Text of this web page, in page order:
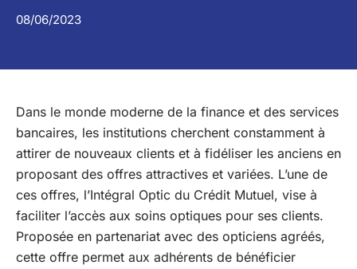
08/06/2023
Dans le monde moderne de la finance et des services
bancaires, les institutions cherchent constamment à
attirer de nouveaux clients et à fidéliser les anciens en
proposant des offres attractives et variées. L’une de
ces offres, l’Intégral Optic du Crédit Mutuel, vise à
faciliter l’accès aux soins optiques pour ses clients.
Proposée en partenariat avec des opticiens agréés,
cette offre permet aux adhérents de bénéficier